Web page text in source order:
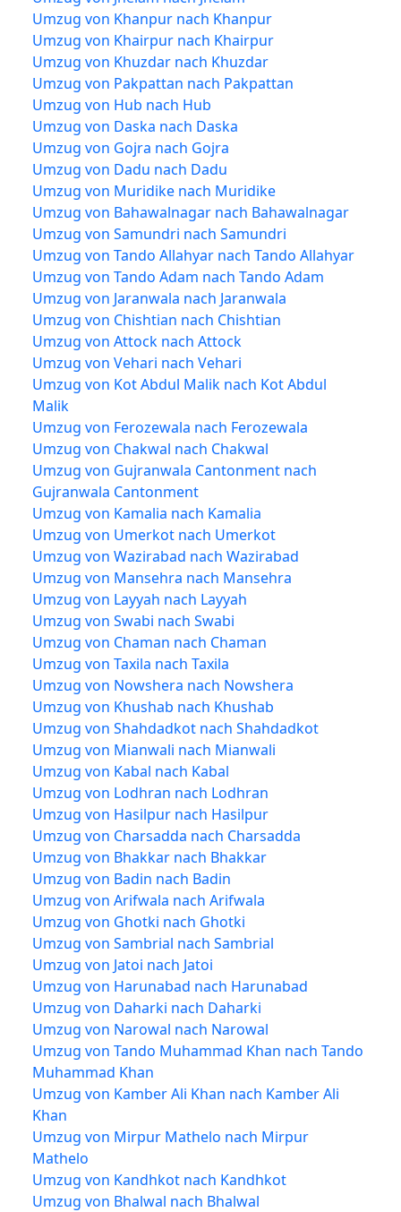
Umzug von Khanpur nach Khanpur
Umzug von Khairpur nach Khairpur
Umzug von Khuzdar nach Khuzdar
Umzug von Pakpattan nach Pakpattan
Umzug von Hub nach Hub
Umzug von Daska nach Daska
Umzug von Gojra nach Gojra
Umzug von Dadu nach Dadu
Umzug von Muridike nach Muridike
Umzug von Bahawalnagar nach Bahawalnagar
Umzug von Samundri nach Samundri
Umzug von Tando Allahyar nach Tando Allahyar
Umzug von Tando Adam nach Tando Adam
Umzug von Jaranwala nach Jaranwala
Umzug von Chishtian nach Chishtian
Umzug von Attock nach Attock
Umzug von Vehari nach Vehari
Umzug von Kot Abdul Malik nach Kot Abdul
Malik
Umzug von Ferozewala nach Ferozewala
Umzug von Chakwal nach Chakwal
Umzug von Gujranwala Cantonment nach
Gujranwala Cantonment
Umzug von Kamalia nach Kamalia
Umzug von Umerkot nach Umerkot
Umzug von Wazirabad nach Wazirabad
Umzug von Mansehra nach Mansehra
Umzug von Layyah nach Layyah
Umzug von Swabi nach Swabi
Umzug von Chaman nach Chaman
Umzug von Taxila nach Taxila
Umzug von Nowshera nach Nowshera
Umzug von Khushab nach Khushab
Umzug von Shahdadkot nach Shahdadkot
Umzug von Mianwali nach Mianwali
Umzug von Kabal nach Kabal
Umzug von Lodhran nach Lodhran
Umzug von Hasilpur nach Hasilpur
Umzug von Charsadda nach Charsadda
Umzug von Bhakkar nach Bhakkar
Umzug von Badin nach Badin
Umzug von Arifwala nach Arifwala
Umzug von Ghotki nach Ghotki
Umzug von Sambrial nach Sambrial
Umzug von Jatoi nach Jatoi
Umzug von Harunabad nach Harunabad
Umzug von Daharki nach Daharki
Umzug von Narowal nach Narowal
Umzug von Tando Muhammad Khan nach Tando
Muhammad Khan
Umzug von Kamber Ali Khan nach Kamber Ali
Khan
Umzug von Mirpur Mathelo nach Mirpur
Mathelo
Umzug von Kandhkot nach Kandhkot
Umzug von Bhalwal nach Bhalwal